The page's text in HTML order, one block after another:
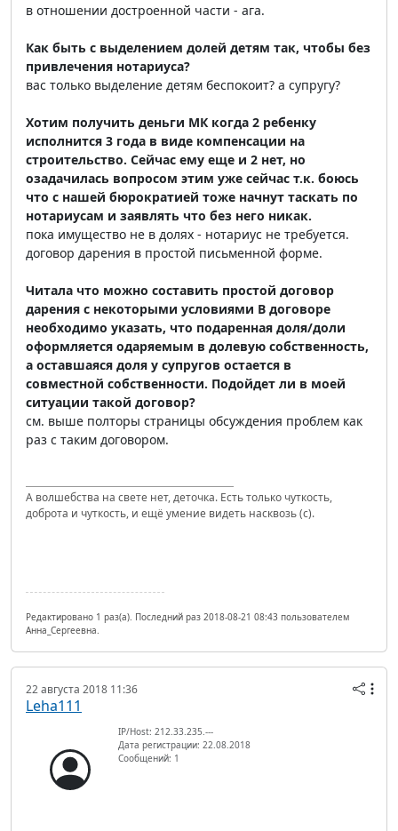
в отношении достроенной части - ага.
Как быть с выделением долей детям так, чтобы без
привлечения нотариуса?
вас только выделение детям беспокоит? а супругу?
Хотим получить деньги МК когда 2 ребенку
исполнится 3 года в виде компенсации на
строительство. Сейчас ему еще и 2 нет, но
озадачилась вопросом этим уже сейчас т.к. боюсь
что с нашей бюрократией тоже начнут таскать по
нотариусам и заявлять что без него никак.
пока имущество не в долях - нотариус не требуется.
договор дарения в простой письменной форме.
Читала что можно составить простой договор
дарения с некоторыми условиями В договоре
необходимо указать, что подаренная доля/доли
оформляется одаряемым в долевую собственность,
а оставшаяся доля у супругов остается в
совместной собственности. Подойдет ли в моей
ситуации такой договор?
см. выше полторы страницы обсуждения проблем как
раз с таким договором.
А волшебства на свете нет, деточка. Есть только чуткость,
доброта и чуткость, и ещё умение видеть насквозь (с).
Редактировано 1 раз(а). Последний раз 2018-08-21 08:43 пользователем
Анна_Сергеевна.
22 августа 2018 11:36
Leha111
IP/Host: 212.33.235.---
Дата регистрации: 22.08.2018
Сообщений: 1